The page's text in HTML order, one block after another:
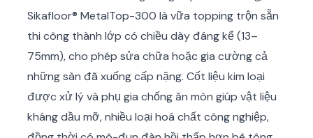
Sikafloor® MetalTop-300 là vữa topping trộn sẵn
thi công thành lớp có chiều dày đáng kể (13–
75mm), cho phép sửa chữa hoặc gia cường cả
những sàn đã xuống cấp nặng. Cốt liệu kim loại
được xử lý và phụ gia chống ăn mòn giúp vật liệu
kháng dầu mỡ, nhiều loại hoá chất công nghiệp,